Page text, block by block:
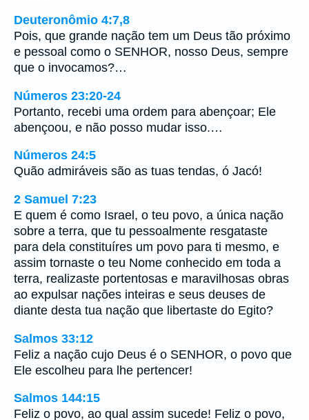
Deuteronômio 4:7,8
Pois, que grande nação tem um Deus tão próximo
e pessoal como o SENHOR, nosso Deus, sempre
que o invocamos?…
Números 23:20-24
Portanto, recebi uma ordem para abençoar; Ele
abençoou, e não posso mudar isso.…
Números 24:5
Quão admiráveis são as tuas tendas, ó Jacó!
2 Samuel 7:23
E quem é como Israel, o teu povo, a única nação
sobre a terra, que tu pessoalmente resgataste
para dela constituíres um povo para ti mesmo, e
assim tornaste o teu Nome conhecido em toda a
terra, realizaste portentosas e maravilhosas obras
ao expulsar nações inteiras e seus deuses de
diante desta tua nação que libertaste do Egito?
Salmos 33:12
Feliz a nação cujo Deus é o SENHOR, o povo que
Ele escolheu para lhe pertencer!
Salmos 144:15
Feliz o povo, ao qual assim sucede! Feliz o povo,